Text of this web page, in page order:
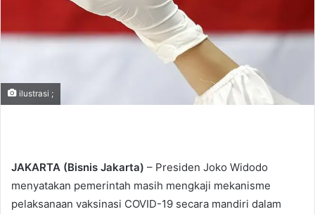
m
i
ilustrasi ;
JAKARTA (Bisnis Jakarta) – Presiden Joko Widodo
menyatakan pemerintah masih mengkaji mekanisme
pelaksanaan vaksinasi COVID-19 secara mandiri dalam